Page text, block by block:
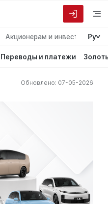
Акционерам и инвесторам
Ру
Переводы и платежи
Обновлено: 07-05-2026